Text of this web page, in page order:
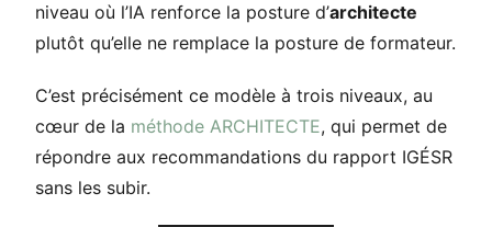
niveau où l’IA renforce la posture d’architecte
plutôt qu’elle ne remplace la posture de formateur.
C’est précisément ce modèle à trois niveaux, au
cœur de la méthode ARCHITECTE, qui permet de
répondre aux recommandations du rapport IGÉSR
sans les subir.